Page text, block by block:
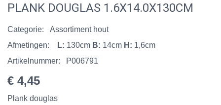
PLANK DOUGLAS 1.6X14.0X130CM
Categorie:
Assortiment hout
Afmetingen:
L: 130cm B: 14cm H: 1,6cm
Artikelnummer:
P006791
€ 4,45
Plank douglas